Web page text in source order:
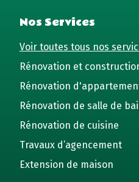
Nos Services
Voir toutes tous nos
Rénovation et
Rénovation
Rénovation de salle de
Rénovation de cuisine
Travaux d’agencement
Extension de maison